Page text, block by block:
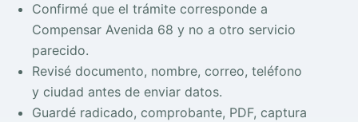
Confirmé que el trámite corresponde a
Compensar Avenida 68 y no a otro servicio
parecido.
Revisé documento, nombre, correo, teléfono
y ciudad antes de enviar datos.
Guardé radicado, comprobante, PDF, captura